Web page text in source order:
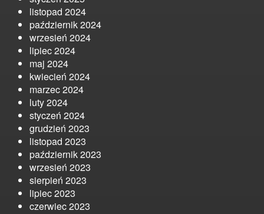
listopad 2024
październik 2024
wrzesień 2024
lipiec 2024
maj 2024
kwiecień 2024
marzec 2024
luty 2024
styczeń 2024
grudzień 2023
listopad 2023
październik 2023
wrzesień 2023
sierpień 2023
lipiec 2023
czerwiec 2023